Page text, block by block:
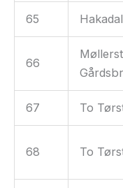
65
66
67 To
68 To